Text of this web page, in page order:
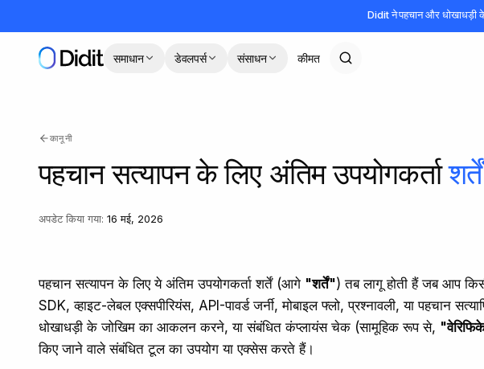
Didit ने पहचान और धोखाधड़ी
समाधान डेवलपर्स संसाधन कीमत
कानूनी
पहचान सत्यापन के लिए अंतिम उपयोगकर्ता शर्तें
अपडेट किया गया: 16 मई, 2026
पहचान सत्यापन के लिए ये अंतिम उपयोगकर्ता शर्तें (आगे "शर्तें") तब लागू होती हैं जब आप
SDK, व्हाइट-लेबल एक्सपीरियंस, API-पावर्ड जर्नी, मोबाइल फ्लो, प्रश्नावली, या पहचान
धोखाधड़ी के जोखिम का आकलन करने, या संबंधित कंप्लायंस चेक (सामूहिक रूप से,
किए जाने वाले संबंधित टूल का उपयोग या एक्सेस करते हैं।